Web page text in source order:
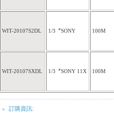
WIT-20107S2DL 1/3 〞SONY 100M
WIT-20107SXDL 1/3 〞SONY 11X 100M
» 訂購資訊: